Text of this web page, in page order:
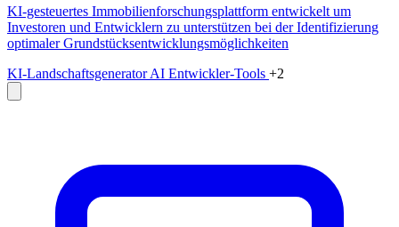
KI-gesteuertes Immobilienforschungsplattform entwickelt um
Investoren und Entwicklern zu unterstützen bei der Identifizierung
optimaler Grundstücksentwicklungsmöglichkeiten
KI-LandschaftsgeneratorAI Entwickler-Tools +2